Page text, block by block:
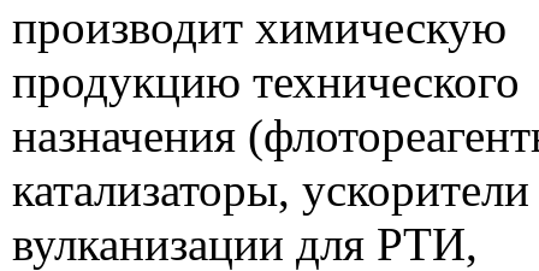
производит химическую
продукцию технического
назначения
катализаторы, ускорители
вулканизации для РТИ,